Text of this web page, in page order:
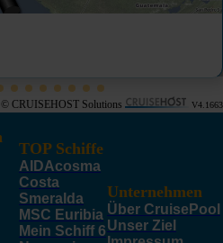
© CRUISEHOST Solutions V4.1663
TOP Schiffe
AIDAcosma
Costa
Smeralda
MSC Euribia
Mein Schiff 6
Unternehmen
Über CruisePool
Unser Ziel